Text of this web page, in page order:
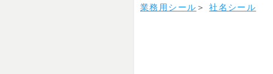
業務用シール ＞ 社名シール